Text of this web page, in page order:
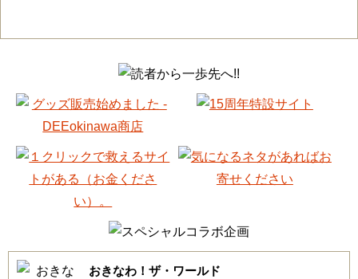
おきなわ！ザ・ワールド